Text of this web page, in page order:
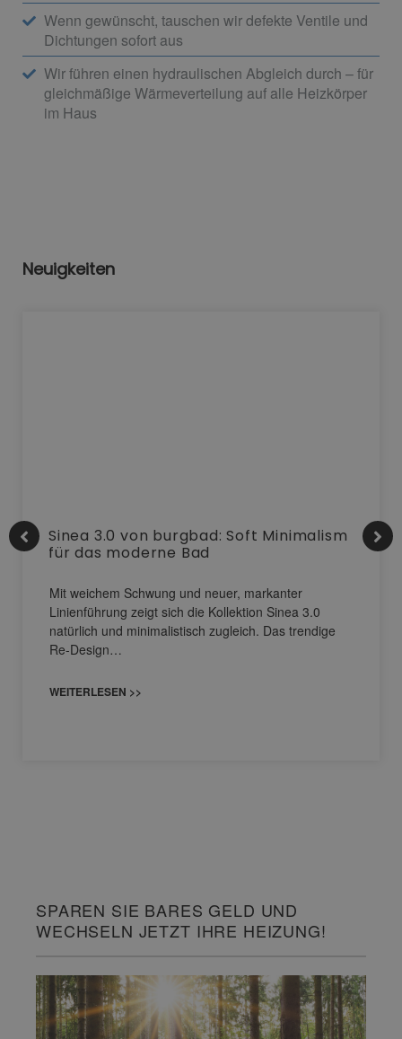
Wenn gewünscht, tauschen wir defekte Ventile und
Dichtungen sofort aus
Wir führen einen hydraulischen Abgleich durch – für
gleichmäßige Wärmeverteilung auf alle Heizkörper
im Haus
Neuigkeiten
Sinea 3.0 von burgbad: Soft Minimalism
für das moderne Bad
Mit weichem Schwung und neuer, markanter
Linienführung zeigt sich die Kollektion Sinea 3.0
natürlich und minimalistisch zugleich. Das trendige
Re-Design…
WEITERLESEN >>
SPAREN SIE BARES GELD UND
WECHSELN JETZT IHRE HEIZUNG!